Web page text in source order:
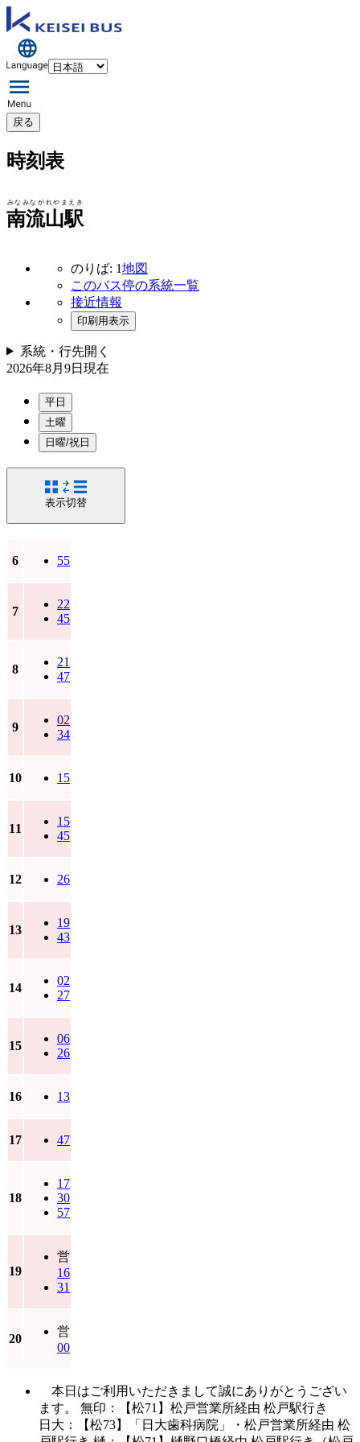
戻る
時刻表
南流山駅
みなみながれやまえき
のりば: 1地図
このバス停の系統一覧
接近情報
印刷用表示
系統・行先開く
2026年8月9日 現在
平日
土曜
日曜/祝日
表示切替
6 55
7
22
45
8
21
47
9
02
34
10 15
11
15
45
12 26
13
19
43
14
02
27
15
06
26
16 13
17 47
18
17
30
57
19
営
16
31
20
営
00
本日はご利用いただきまして誠にありがとうござい
ます。 無印：【松71】松戸営業所経由 松戸駅行き
日大：【松73】「日大歯科病院」・松戸営業所経由 松